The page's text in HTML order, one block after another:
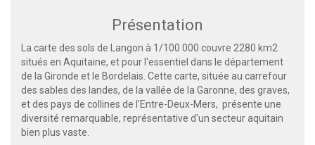
Présentation
La carte des sols de Langon à 1/100 000 couvre 2280 km2
situés en Aquitaine, et pour l'essentiel dans le département
de la Gironde et le Bordelais. Cette carte, située au carrefour
des sables des landes, de la vallée de la Garonne, des graves,
et des pays de collines de l'Entre-Deux-Mers, présente une
diversité remarquable, représentative d'un secteur aquitain
bien plus vaste.